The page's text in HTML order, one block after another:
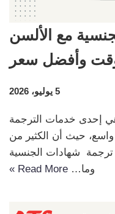
مع الألسن
وأفضل سعر
5 يوليو، 2026
إحدى خدمات الترجمة
حيث أن الكثير من
ترجمة شهادات الجنسية
وما… Read More »